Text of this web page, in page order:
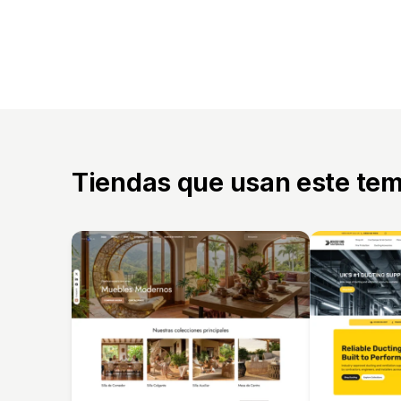
Tiendas que usan este